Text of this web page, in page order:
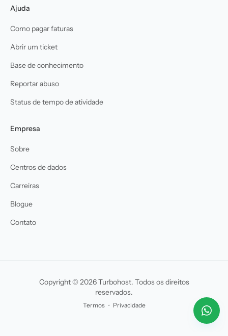
Ajuda
Como pagar faturas
Abrir um ticket
Base de conhecimento
Reportar abuso
Status de tempo de atividade
Empresa
Sobre
Centros de dados
Carreiras
Blogue
Contato
Copyright © 2026 Turbohost. Todos os direitos
reservados.
Termos・ Privacidade